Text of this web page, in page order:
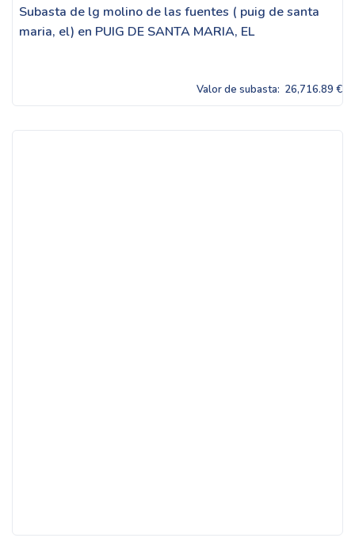
Subasta de lg molino de las fuentes ( puig de santa
maria, el) en PUIG DE SANTA MARIA, EL
Valor de subasta: 26,716.89 €